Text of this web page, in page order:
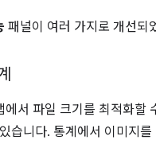
패널이 여러 가지로 개선되
에서 파일 크기를 최적화할
습니다. 통계에서 이미지를